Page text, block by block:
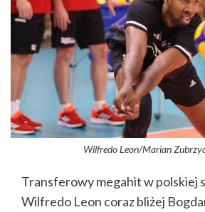
Wilfredo Leon/Marian
Transferowy megahit w polskiej
Wilfredo Leon coraz bliżej